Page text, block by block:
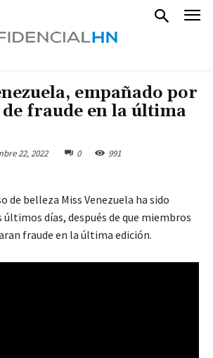
empañado por
fraude en la última
22, 2022 0 991
de belleza Miss Venezuela ha sido
días, después de que miembros
fraude en la última edición.